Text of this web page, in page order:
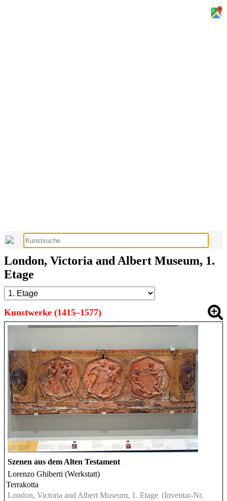
London, Victoria and Albert Museum, 1.
Etage
Kunstwerke (1415–1577)
Szenen aus dem Alten Testament
Lorenzo Ghiberti (Werkstatt)
Terrakotta
London, Victoria and Albert Museum, 1. Etage (Inventar-Nr.